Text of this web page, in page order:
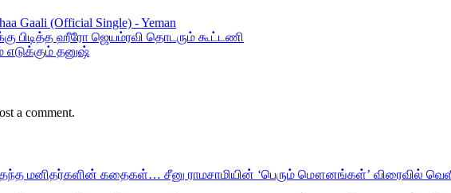
Gaali (Official Single) - Yeman
பிடித்த ஹீரோ ஜெயம்ரவி தொடரும் கூட்டணி
தனுஷ்
a comment.